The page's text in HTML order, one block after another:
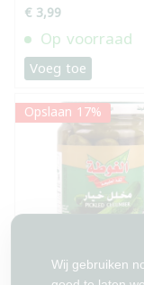
Wij gebruiken
€ 3,99
Op voorraad
Voeg toe
Opslaan 17%